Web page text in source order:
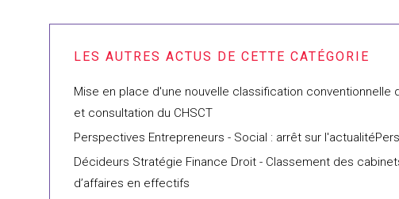
Mise en place d'une nouvelle classification
et consultation du CHSCT
Perspectives Entrepreneurs - Social : arrêt sur
Décideurs Stratégie Finance Droit - Classement des
d’affaires en effectifs